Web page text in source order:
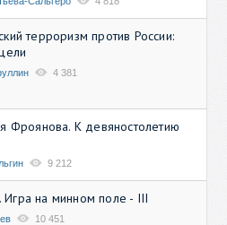
терроризм против России:
4 381
Фроянова. К девяностолетию
9 212
Игра на минном поле - III
10 451